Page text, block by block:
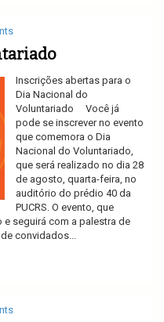
Inscrições abertas para o
Dia Nacional do
Voluntariado Você já
pode se inscrever no evento
que comemora o Dia
Nacional do Voluntariado,
que será realizado no dia 28
de agosto, quarta-feira, no
auditório do prédio 40 da
PUCRS. O evento, que
seguirá com a palestra de
convidados...